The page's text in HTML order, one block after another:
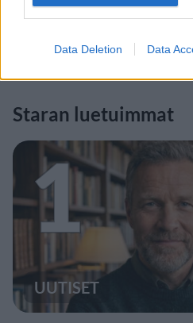
Data Deletion Data
Staran luetuimmat
1
UUTISET